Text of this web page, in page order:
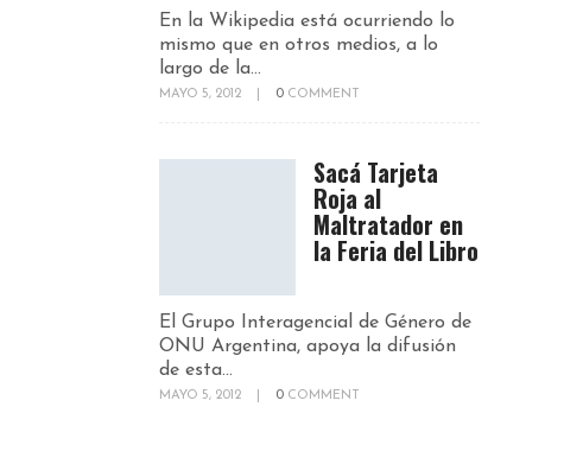
En la Wikipedia está ocurriendo lo
mismo que en otros medios, a lo
largo de la...
MAYO 5, 2012 0 COMMENT
Sacá Tarjeta
Roja al
Maltratador en
la Feria del Libro
El Grupo Interagencial de Género de
ONU Argentina, apoya la difusión
de esta...
MAYO 5, 2012 0 COMMENT